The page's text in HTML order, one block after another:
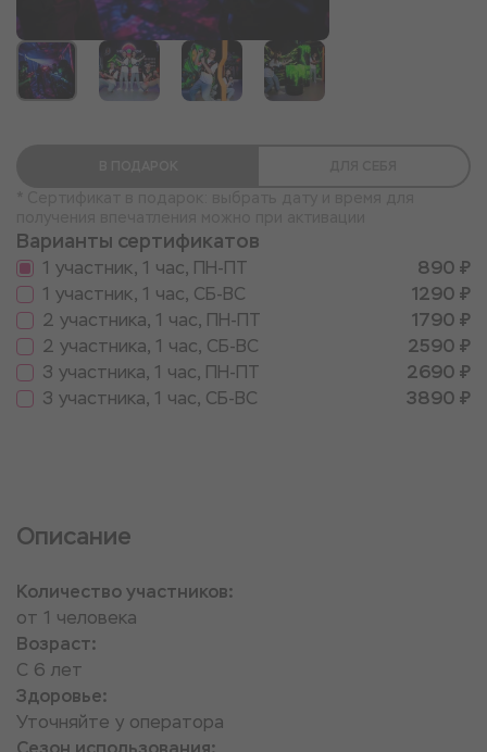
Варианты сертификатов
1 участник, 1 час, ПН-ПТ
890 ₽
1 участник, 1 час, СБ-ВС
1290 ₽
2 участника, 1 час, ПН-ПТ
1790 ₽
2 участника, 1 час, СБ-ВС
2590 ₽
3 участника, 1 час, ПН-ПТ
2690 ₽
3 участника, 1 час, СБ-ВС
3890 ₽
Описание
Количество участников:
от 1 человека
Возраст:
С 6 лет
Здоровье:
Уточняйте у оператора